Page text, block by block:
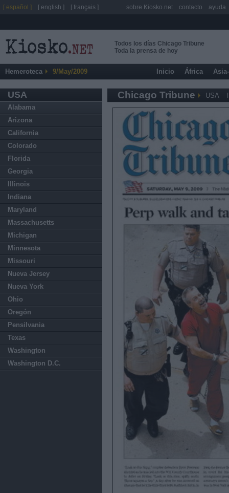
Todos los días Chicago Tribune
Toda la prensa de hoy
Hemeroteca 9/May/2009 Inicio África
USA
Alabama
Arizona
California
Colorado
Florida
Georgia
Illinois
Indiana
Maryland
Massachusetts
Michigan
Minnesota
Missouri
Nueva Jersey
Nueva York
Ohio
Oregón
Pensilvania
Texas
Washington
Washington D.C.
Chicago Tribune USA
[ español ] [ english ] [ français ] sobre Kiosko.net contacto ayuda